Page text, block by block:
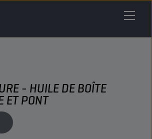
- HUILE DE BOÎTE
ET PONT